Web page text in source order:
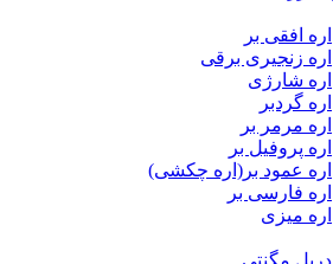
اره افقی بر
اره زنجیری برقی
اره شارژی
اره گردبر
اره مرمر بر
اره پروفیل بر
اره عمود بر(اره چکشی)
اره فارسی بر
اره میزی
دریل مگنتی